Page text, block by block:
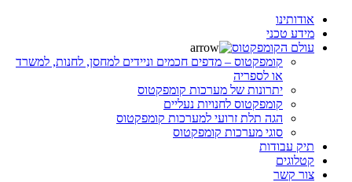
אודותינו
מידע טכני
עולם הקומפקטוס
קומפקטוס – מדפים חכמים וניידים למחסן, לחנות, למשרד
או לספריה
יתרונות של מערכות קומפקטוס
קומפקטוס לחנויות נעליים
הגה תלת זרועי למערכות קומפקטוס
סוגי מערכות קומפקטוס
תיק עבודות
קטלוגים
צור קשר